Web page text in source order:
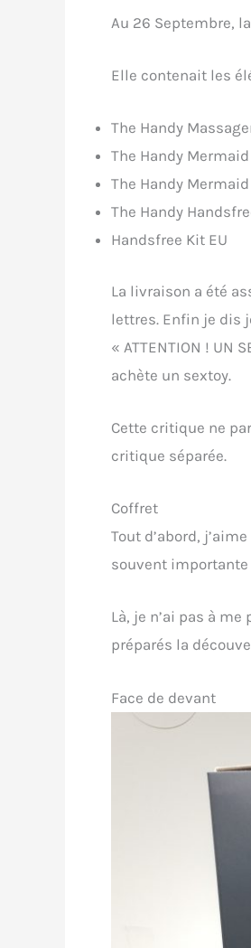
Au 26 Septembre,
Elle contenait les
The Handy
The Handy
The Handy
The Handy
Handsfree Kit EU
La livraison a été
lettres. Enfin je dis
« ATTENTION ! UN
achète un sextoy.
Cette critique ne
critique séparée.
Coffret
Tout d’abord,
souvent importante
Là, je n’ai pas à
préparés la
Face de devant